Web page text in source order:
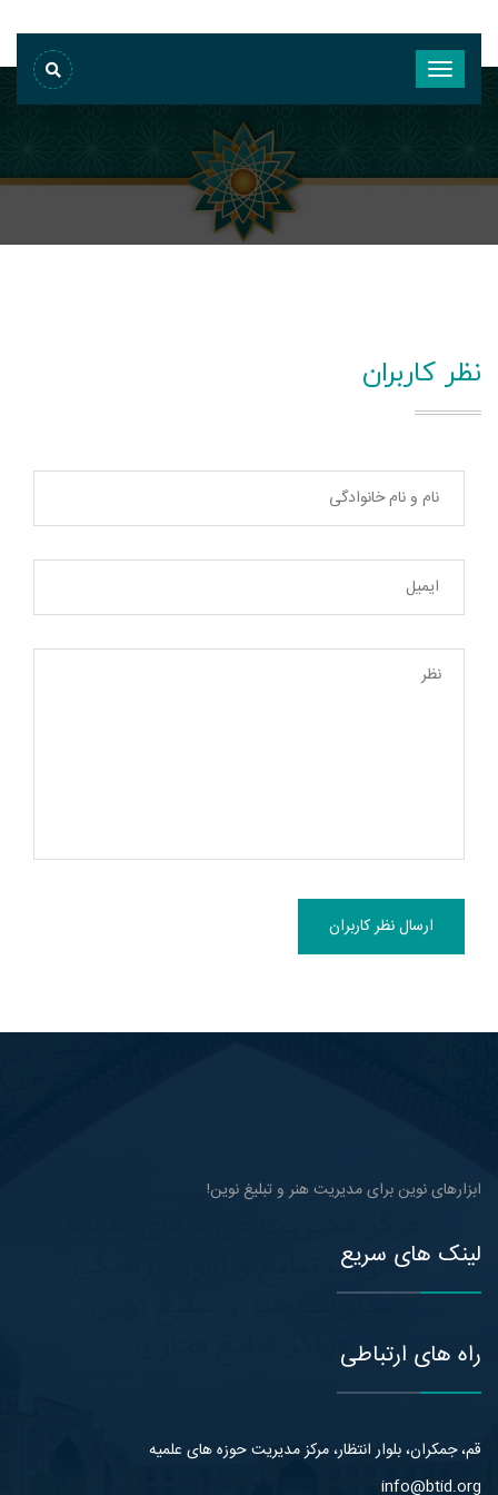
نظر کاربران
ارسال نظر کاربران
ابزارهای نوین برای مدیریت هنر و تبلیغ نوین!
لینک های سریع
راه های ارتباطی
قم، جمکران، بلوار انتظار، مرکز مدیریت حوزه های علمیه
info@btid.org